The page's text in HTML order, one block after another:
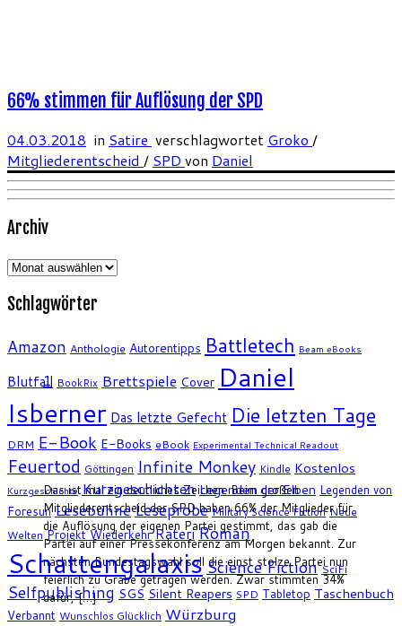
1
Das ist mal ein deutliches Zeichen. Beim großen
Mitgliederentscheid der SPD haben 66% der Mitglieder für
die Auflösung der eigenen Partei gestimmt, das gab die
Partei auf einer Pressekonferenz am Morgen bekannt. Zur
nächsten Bundestagswahl soll die einst stolze Partei nun
feierlich zu Grabe getragen werden. Zwar stimmten 34%
dafür, […]
66% stimmen für Auflösung der SPD
04.03.2018 in Satire verschlagwortet Groko /
Mitgliederentscheid / SPD von Daniel
Archiv
Archiv
Schlagwörter
Amazon Anthologie Autorentipps Battletech Beam eBooks
Blutfall BookRix Brettspiele Cover Daniel
Isberner Das letzte Gefecht Die letzten Tage
DRM E-Book E-Books eBook Experimental Technical Readout
Feuertod Göttingen Infinite Monkey Kindle Kostenlos
Kurzgeschichte Kurzgeschichten Legenden der Elben Legenden von
Foresun Lesebühne Leseprobe Military Science Fiction Neue
Welten Projekt Wiederkehr RateriRoman
Schattengalaxis Science Fiction SciFi
Selfpublishing SGS Silent Reapers SPD Tabletop Taschenbuch
Verbannt Wunschlos Glücklich Würzburg